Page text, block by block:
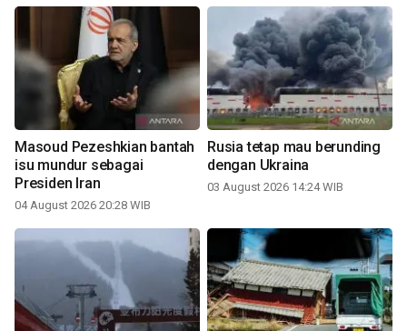
Masoud Pezeshkian bantah
isu mundur sebagai
Presiden Iran
04 August 2026 20:28 WIB
Rusia tetap mau berunding
dengan Ukraina
03 August 2026 14:24 WIB